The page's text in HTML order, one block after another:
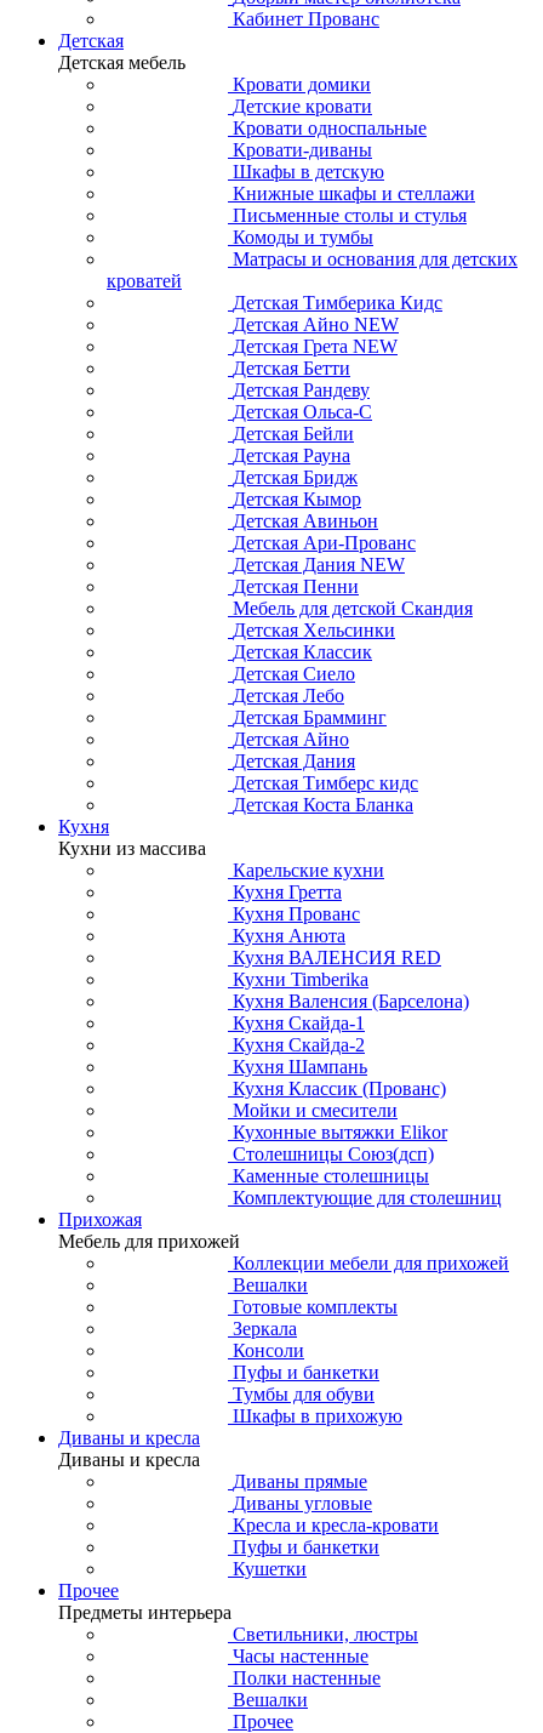
Кабинет Прованс
Детская
Детская мебель
Кровати домики
Детские кровати
Кровати односпальные
Кровати-диваны
Шкафы в детскую
Книжные шкафы и стеллажи
Письменные столы и стулья
Комоды и тумбы
Матрасы и основания для детских
кроватей
Детская Тимберика Кидс
Детская Айно NEW
Детская Грета NEW
Детская Бетти
Детская Рандеву
Детская Ольса-С
Детская Бейли
Детская Рауна
Детская Бридж
Детская Кымор
Детская Авиньон
Детская Ари-Прованс
Детская Дания NEW
Детская Пенни
Мебель для детской Скандия
Детская Хельсинки
Детская Классик
Детская Сиело
Детская Лебо
Детская Брамминг
Детская Айно
Детская Дания
Детская Тимберс кидс
Детская Коста Бланка
Кухня
Кухни из массива
Карельские кухни
Кухня Гретта
Кухня Прованс
Кухня Анюта
Кухня ВАЛЕНСИЯ RED
Кухни Timberika
Кухня Валенсия (Барселона)
Кухня Скайда-1
Кухня Скайда-2
Кухня Шампань
Кухня Классик (Прованс)
Мойки и смесители
Кухонные вытяжки Elikor
Столешницы Союз(дсп)
Каменные столешницы
Комплектующие для столешниц
Прихожая
Мебель для прихожей
Коллекции мебели для прихожей
Вешалки
Готовые комплекты
Зеркала
Консоли
Пуфы и банкетки
Тумбы для обуви
Шкафы в прихожую
Диваны и кресла
Диваны и кресла
Диваны прямые
Диваны угловые
Кресла и кресла-кровати
Пуфы и банкетки
Кушетки
Прочее
Предметы интерьера
Светильники, люстры
Часы настенные
Полки настенные
Вешалки
Прочее